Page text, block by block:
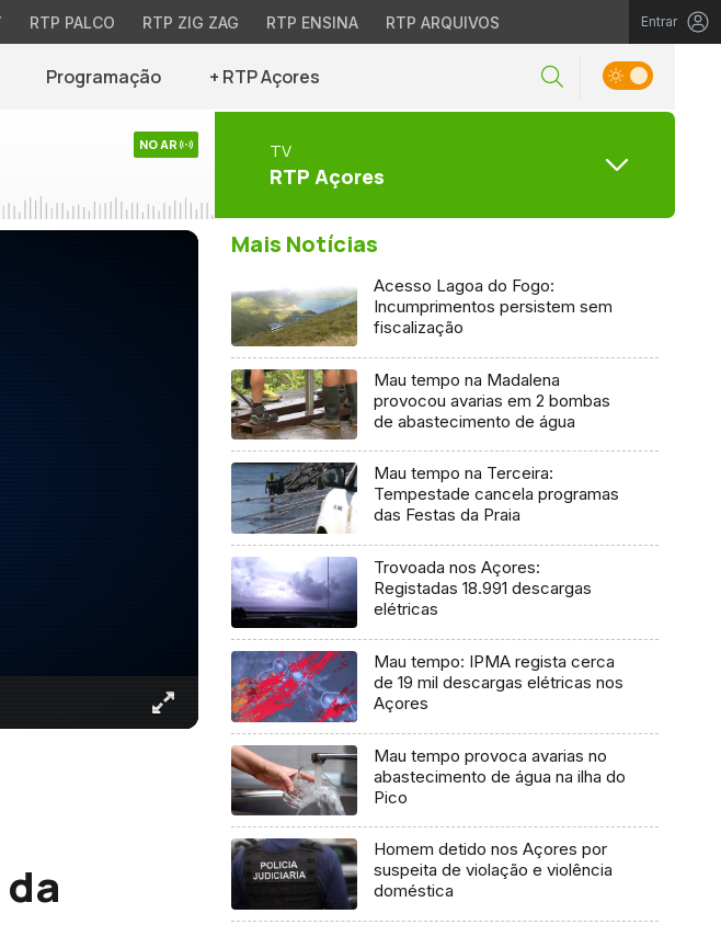
RTP PALCO RTP ZIG ZAG RTP ENSINA RTP ARQUIVOS Entrar
Programação + RTP Açores
NO AR TV
RTP Açores
Mais Notícias
Acesso Lagoa do Fogo:
Incumprimentos persistem sem
fiscalização
Mau tempo na Madalena
provocou avarias em 2 bombas
de abastecimento de água
Mau tempo na Terceira:
Tempestade cancela programas
das Festas da Praia
Trovoada nos Açores:
Registadas 18.991 descargas
elétricas
Mau tempo: IPMA regista cerca
de 19 mil descargas elétricas nos
Açores
Mau tempo provoca avarias no
abastecimento de água na ilha do
Pico
Homem detido nos Açores por
suspeita de violação e violência
doméstica